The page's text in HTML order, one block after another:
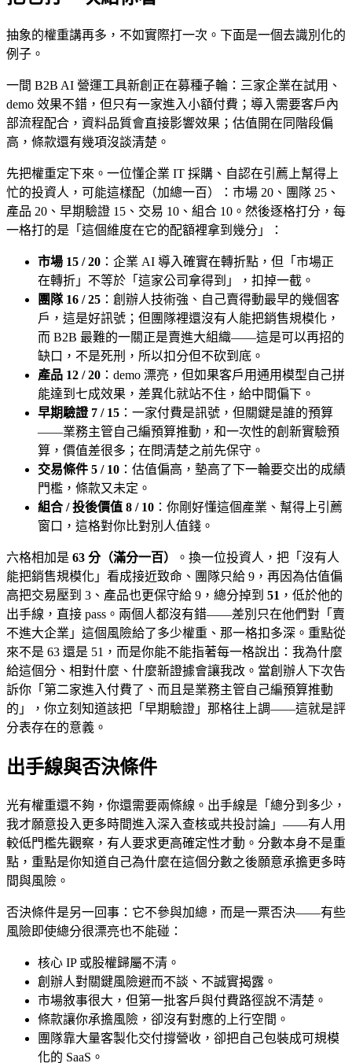
抽象的權重講再多，不如實際打一次。下面是一個去識別化的
例子。
一間 B2B AI 營運工具新創正在募種子輪：三家企業在試用、
demo 效果不錯，但只有一家進入小額付費；導入需要客戶內
部流程配合，資料品質會直接影響效果；估值開在同階段偏
高，條款還有幾項沒談清楚。
先把權重定下來。一位懂企業 IT 採購、自認在引薦上幫得上
忙的投資人，可能這樣配（加總一百）：市場 20、團隊 25、
產品 20、早期驗證 15、交易 10、組合 10。然後逐格打分，每
一格打的是「這個維度在它的配額裡拿到幾分」：
市場 15 / 20 ：企業 AI 導入確實在轉折點，但「市場正
在轉折」不等於「這家公司拿得到」，扣掉一截。
團隊 16 / 25 ：創辦人技術強、自己賣得動最早的幾個客
戶，這是好訊號；但團隊裡還沒有人能把銷售規模化，
而 B2B 最難的一關正是賣進大組織——這是可以再招的
缺口，不是死刑，所以扣分但不砍到底。
產品 12 / 20 ：demo 漂亮，但如果客戶用通用模型自己拼
能達到七成效果，差異化就站不住，給中間偏下。
早期驗證 7 / 15 ：一家付費是訊號，但關鍵是誰的預算
——業務主管自己編預算推動，和一次性的創新實驗預
算，價值差很多；在問清楚之前先保守。
交易條件 5 / 10 ：估值偏高，墊高了下一輪要交出的成績
門檻，條款又未定。
組合 / 投後價值 8 / 10 ：你剛好懂這個產業、幫得上引薦
窗口，這格對你比對別人值錢。
六格相加是 63 分（滿分一百）
。換一位投資人，把「沒有人
能把銷售規模化」看成接近致命、團隊只給 9，再因為估值偏
高把交易壓到 3、產品也更保守給 9，總分掉到 51 ，低於他的
出手線，直接 pass。兩個人都沒有錯——差別只在他們對「賣
不進大企業」這個風險給了多少權重、那一格扣多深。重點從
來不是 63 還是 51，而是你能不能指著每一格說出：我為什麼
給這個分、相對什麼、什麼新證據會讓我改。當創辦人下次告
訴你「第二家進入付費了、而且是業務主管自己編預算推動
的」，你立刻知道該把「早期驗證」那格往上調——這就是評
分表存在的意義。
出手線與否決條件
光有權重還不夠，你還需要兩條線。出手線是「總分到多少，
我才願意投入更多時間進入深入查核或共投討論」——有人用
較低門檻先觀察，有人要求更高確定性才動。分數本身不是重
點，重點是你知道自己為什麼在這個分數之後願意承擔更多時
間與風險。
否決條件是另一回事：它不參與加總，而是一票否決——有些
風險即使總分很漂亮也不能碰：
核心 IP 或股權歸屬不清。
創辦人對關鍵風險避而不談、不誠實揭露。
市場敘事很大，但第一批客戶與付費路徑說不清楚。
條款讓你承擔風險，卻沒有對應的上行空間。
團隊靠大量客製化交付撐營收，卻把自己包裝成可規模
化的 SaaS。